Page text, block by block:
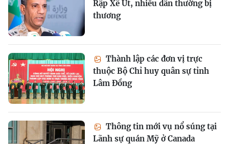
Rập Xê Út, nhiều dân thường bị
thương
Thành lập các đơn vị trực
thuộc Bộ Chỉ huy quân sự tỉnh
Lâm Đồng
Thông tin mới vụ nổ súng tại
Lãnh sự quán Mỹ ở Canada